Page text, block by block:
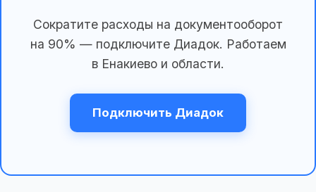
Сократите расходы на документооборот
на 90% — подключите Диадок. Работаем
в Енакиево и области.
Подключить Диадок